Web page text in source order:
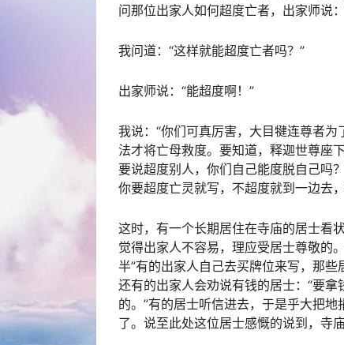
问那位出家人如何超度亡者，出家师说：
我问道：“这样就能超度亡者吗？”
出家师说：“能超度啊！”
我说：“你们可真厉害，大目犍连尊者
法才将亡母救度。要知道，释迦世尊座
要说超度别人，你们自己能度脱自己吗
你要超度亡灵就写，不超度就到一边去
这时，有一个长期居住在寺庙的居士看
觉得出家人不容易，理应受居士尊敬的
半”有的出家人自己去买牌位来写，那些
还有的出家人会劝说有钱的居士：“要
的。”有的居士听信进去，于是乎大把
了。说至此处这位居士感慨的说到，寺